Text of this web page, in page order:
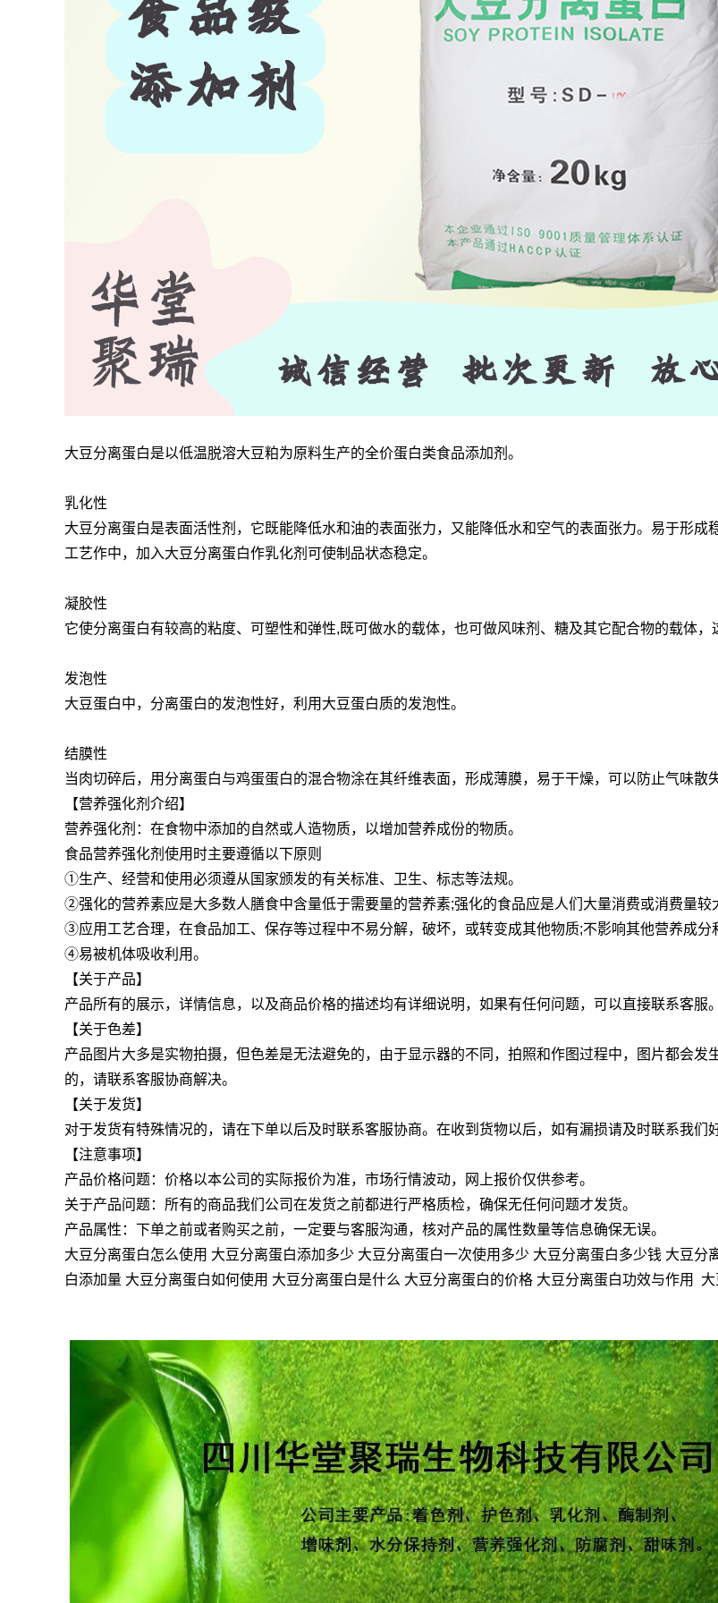
大豆分离蛋白是以低温脱溶大豆粕为原料生产的全价蛋白类食品添加剂。
乳化性
大豆分离蛋白是表面活性剂，它既能降低水和油的表面张力，又能降低水和空气的表面张力。易于形
工艺作中，加入大豆分离蛋白作乳化剂可使制品状态稳定。
凝胶性
它使分离蛋白有较高的粘度、可塑性和弹性,既可做水的载体，也可做风味剂、糖及其它配合物的载体，
发泡性
大豆蛋白中，分离蛋白的发泡性好，利用大豆蛋白质的发泡性。
结膜性
当肉切碎后，用分离蛋白与鸡蛋蛋白的混合物涂在其纤维表面，形成薄膜，易于干燥，可以防止气味散
【营养强化剂介绍】
营养强化剂：在食物中添加的自然或人造物质，以增加营养成份的物质。
食品营养强化剂使用时主要遵循以下原则
①生产、经营和使用必须遵从国家颁发的有关标准、卫生、标志等法规。
②强化的营养素应是大多数人膳食中含量低于需要量的营养素;强化的食品应是人们大量消费或消费量较
③应用工艺合理，在食品加工、保存等过程中不易分解，破坏，或转变成其他物质;不影响其他营养成分
④易被机体吸收利用。
【关于产品】
产品所有的展示，详情信息，以及商品价格的描述均有详细说明，如果有任何问题，可以直接联系客服。
【关于色差】
产品图片大多是实物拍摄，但色差是无法避免的，由于显示器的不同，拍照和作图过程中，图片都会
的，请联系客服协商解决。
【关于发货】
对于发货有特殊情况的，请在下单以后及时联系客服协商。在收到货物以后，如有漏损请及时联系我们
【注意事项】
产品价格问题：价格以本公司的实际报价为准，市场行情波动，网上报价仅供参考。
关于产品问题：所有的商品我们公司在发货之前都进行严格质检，确保无任何问题才发货。
产品属性：下单之前或者购买之前，一定要与客服沟通，核对产品的属性数量等信息确保无误。
大豆分离蛋白怎么使用 大豆分离蛋白添加多少 大豆分离蛋白一次使用多少 大豆分离蛋白多少钱 大豆
白添加量 大豆分离蛋白如何使用 大豆分离蛋白是什么 大豆分离蛋白的价格 大豆分离蛋白功效与作用